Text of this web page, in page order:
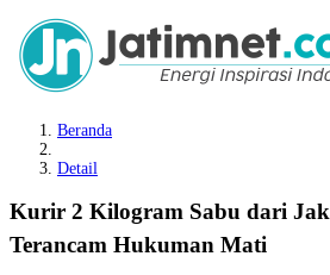
Beranda
Detail
Kurir 2 Kilogram Sabu dari
Terancam Hukuman Mati